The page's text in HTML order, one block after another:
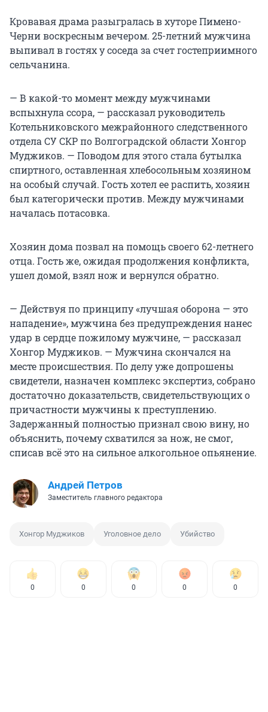
Кровавая драма разыгралась в хуторе Пимено-
Черни воскресным вечером. 25-летний мужчина
выпивал в гостях у соседа за счет гостеприимного
сельчанина.
— В какой-то момент между мужчинами
вспыхнула ссора, — рассказал руководитель
Котельниковского межрайонного следственного
отдела СУ СКР по Волгоградской области Хонгор
Муджиков. — Поводом для этого стала бутылка
спиртного, оставленная хлебосольным хозяином
на особый случай. Гость хотел ее распить, хозяин
был категорически против. Между мужчинами
началась потасовка.
Хозяин дома позвал на помощь своего 62-летнего
отца. Гость же, ожидая продолжения конфликта,
ушел домой, взял нож и вернулся обратно.
— Действуя по принципу «лучшая оборона — это
нападение», мужчина без предупреждения нанес
удар в сердце пожилому мужчине, — рассказал
Хонгор Муджиков. — Мужчина скончался на
месте происшествия. По делу уже допрошены
свидетели, назначен комплекс экспертиз, собрано
достаточно доказательств, свидетельствующих о
причастности мужчины к преступлению.
Задержанный полностью признал свою вину, но
объяснить, почему схватился за нож, не смог,
списав всё это на сильное алкогольное опьянение.
Андрей Петров
Заместитель главного редактора
Хонгор Муджиков Уголовное дело Убийство
0 0 0 0 0